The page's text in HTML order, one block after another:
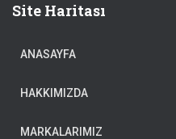
Site Haritası
ANASAYFA
HAKKIMIZDA
MARKALARIMIZ